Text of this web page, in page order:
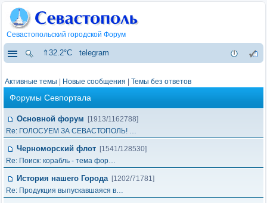
Севастопольский городской Форум
⇑32.2°C telegram
Активные темы Новые сообщения Темы без ответов
Форумы Севпортала
Основной форум
[1913/1162788]
Re: ГОЛОСУЕМ ЗА СЕВАСТОПОЛЬ! …
Черноморский флот [1541/128530]
Re: Поиск: корабль - тема фор…
История нашего Города [1202/71781]
Re: Продукция выпускавшаяся в…